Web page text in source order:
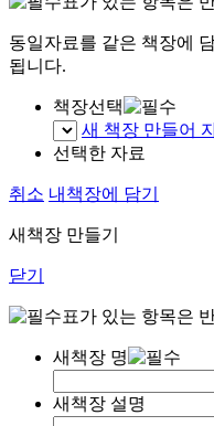
동일자료를 같은 책장에
됩니다.
책장선택
새 책장 만들어
선택한 자료
취소 내책장에 담기
새책장 만들기
닫기
표가 있는 항목은
새책장 명
새책장 설명